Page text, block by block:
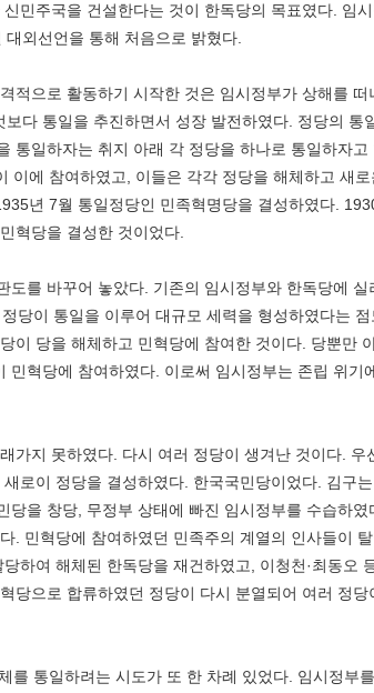
민주국을 건설한다는 것이 한독당의 목표였다. 임
외선언을 통해 처음으로 밝혔다.
적으로 활동하기 시작한 것은 임시정부가 상해를 떠
보다 통일을 추진하면서 성장 발전하였다. 정당의 통
통일하자는 취지 아래 각 정당을 하나로 통일하자고
이에 참여하였고, 이들은 각각 정당을 해체하고 새
년 7월 통일정당인 민족혁명당을 결성하였다.
혁당을 결성한 것이었다.
도를 바꾸어 놓았다. 기존의 임시정부와 한독당에 실
당이 통일을 이루어 대규모 세력을 형성하였다는
이 당을 해체하고 민혁당에 참여한 것이다. 당뿐만
민혁당에 참여하였다. 이로써 임시정부는 존립 위기
가지 못하였다. 다시 여러 정당이 생겨난 것이다. 우
로이 정당을 결성하였다. 한국국민당이었다. 김구는
당을 창당, 무정부 상태에 빠진 임시정부를 수습하였
. 민혁당에 참여하였던 민족주의 계열의 인사들이
하여 해체된 한독당을 재건하였고, 이청천·최동오
당으로 합류하였던 정당이 다시 분열되어 여러 정당
를 통일하려는 시도가 또 한 차례 있었다. 임시정부